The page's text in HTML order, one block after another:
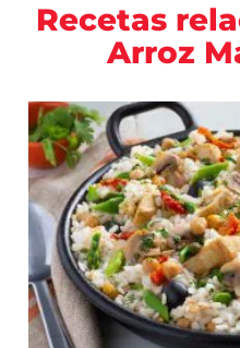
Recetas
Arroz